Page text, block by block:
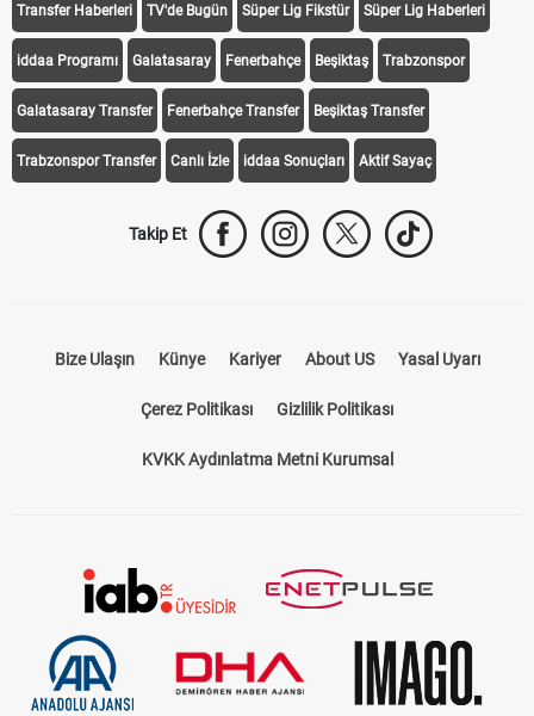
Transfer Haberleri TV'de Bugün Süper Lig Fikstür Süper Lig Haberleri
iddaa Programı Galatasaray Fenerbahçe Beşiktaş Trabzonspor
Galatasaray Transfer Fenerbahçe Transfer Beşiktaş Transfer
Trabzonspor Transfer Canlı İzle iddaa Sonuçları Aktif Sayaç
Takip Et
Bize Ulaşın Künye Kariyer About US Yasal Uyarı
Çerez Politikası Gizlilik Politikası
KVKK Aydınlatma Metni Kurumsal